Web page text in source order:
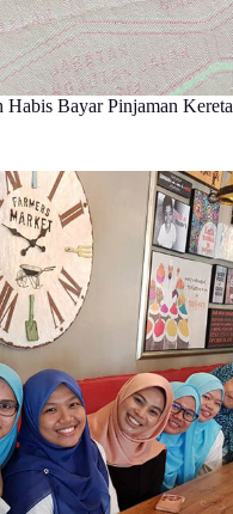
Bayar Pinjaman Kereta